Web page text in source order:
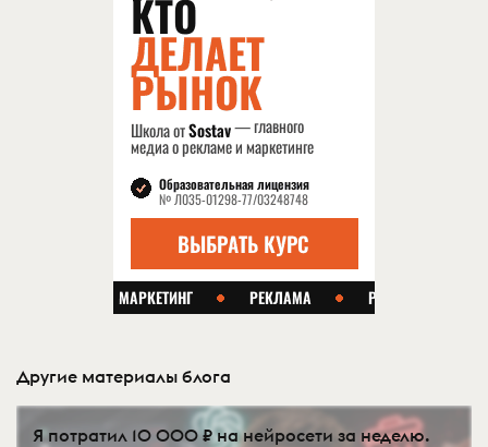
Другие материалы блога
Я потратил 10 000 ₽ на нейросети за неделю.